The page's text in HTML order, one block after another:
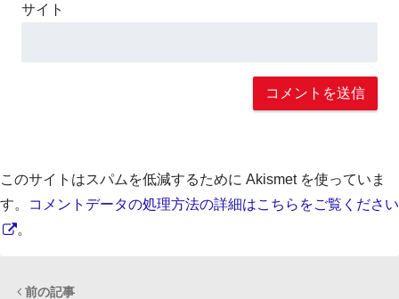
サイト
このサイトはスパムを低減するために Akismet を使っていま
す。
コメントデータの処理方法の詳細はこちらをご覧ください
。
前の記事